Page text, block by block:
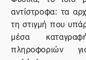
αντίστροφα: τα
τη στιγμή που
μέσα
πληροφοριών